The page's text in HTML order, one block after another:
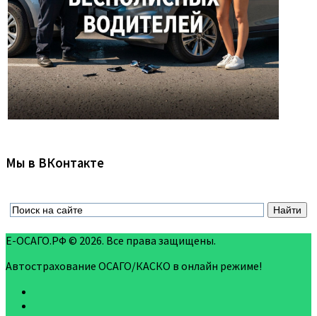
Мы в ВКонтакте
Е-ОСАГО.РФ © 2026. Все права защищены.
Автострахование ОСАГО/КАСКО в онлайн режиме!